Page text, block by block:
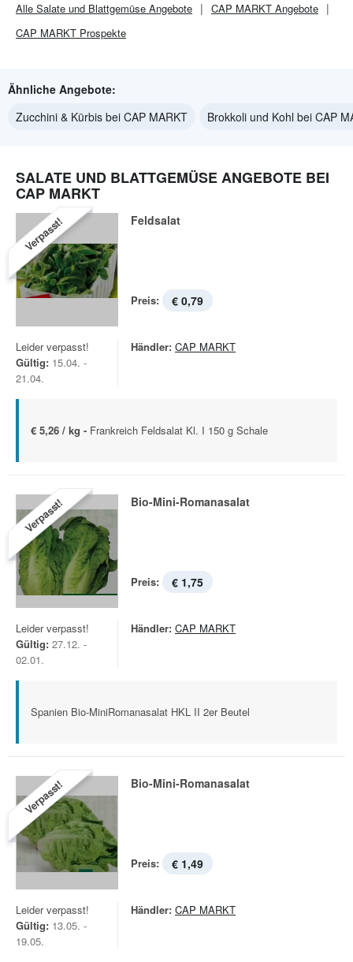
Alle Salate und Blattgemüse Angebote CAP MARKT Angebote
CAP MARKT Prospekte
Ähnliche Angebote:
Zucchini & Kürbis bei CAP MARKT
Brokkoli und Kohl bei CAP
SALATE UND BLATTGEMÜSE ANGEBOTE BEI
CAP MARKT
Verpasst! Feldsalat
Preis: € 0,79
Leider verpasst!
Gültig: 15.04. -
21.04.
Händler: CAP MARKT
€ 5,26 / kg - Frankreich Feldsalat Kl. I 150 g Schale
Verpasst! Bio-Mini-Romanasalat
Preis: € 1,75
Leider verpasst!
Gültig: 27.12. -
02.01.
Händler: CAP MARKT
Spanien Bio-MiniRomanasalat HKL II 2er Beutel
Verpasst! Bio-Mini-Romanasalat
Preis: € 1,49
Leider verpasst!
Gültig: 13.05. -
19.05.
Händler: CAP MARKT